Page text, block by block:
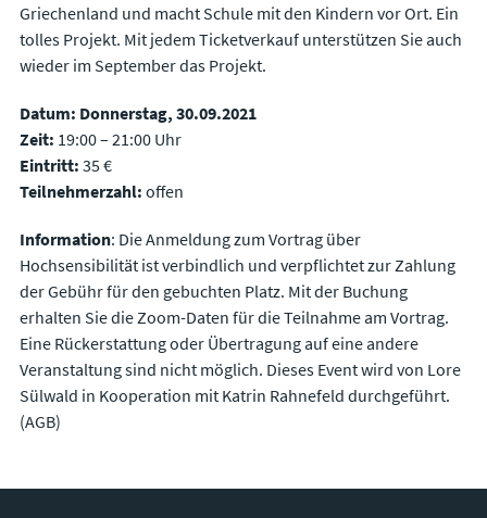
Griechenland und macht Schule mit den Kindern vor Ort. Ein
tolles Projekt. Mit jedem Ticketverkauf unterstützen Sie auch
wieder im September das Projekt.
Datum: Donnerstag, 30.09.2021
Zeit: 19:00 – 21:00 Uhr
Eintritt: 35 €
Teilnehmerzahl: offen
Information: Die Anmeldung zum Vortrag über
Hochsensibilität ist verbindlich und verpflichtet zur Zahlung
der Gebühr für den gebuchten Platz. Mit der Buchung
erhalten Sie die Zoom-Daten für die Teilnahme am Vortrag.
Eine Rückerstattung oder Übertragung auf eine andere
Veranstaltung sind nicht möglich. Dieses Event wird von Lore
Sülwald in Kooperation mit Katrin Rahnefeld durchgeführt.
(AGB)